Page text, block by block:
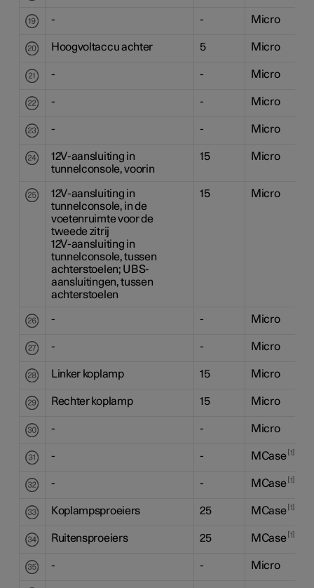
- - Micro
Hoogvoltaccu achter 5 Micro
- - Micro
- - Micro
- - Micro
12V-aansluiting in
tunnelconsole, voorin
15 Micro
12V-aansluiting in
tunnelconsole, in de
voetenruimte voor de
tweede zitrij
12V-aansluiting in
tunnelconsole, tussen
achterstoelen; UBS-
aansluitingen, tussen
achterstoelen
15 Micro
- - Micro
- - Micro
Linker koplamp 15 Micro
Rechter koplamp 15 Micro
- - Micro
- - MCase 1
- - MCase 1
Koplampsproeiers 25 MCase 1
Ruitensproeiers 25 MCase 1
- - Micro